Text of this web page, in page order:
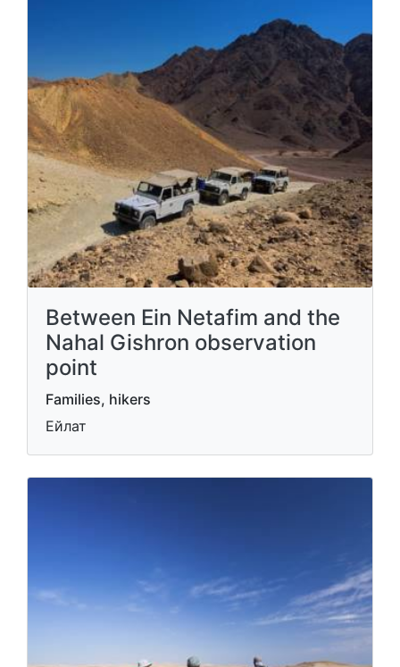
Between Ein Netafim and the
Nahal Gishron observation
point
Families, hikers
Ейлат